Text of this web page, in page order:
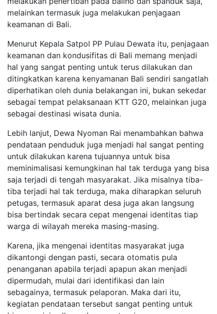
melainkan termasuk juga melakukan penjagaan
keamanan di Bali.
Menurut Kepala Satpol PP Pulau Dewata itu, penjagaan
keamanan dan kondusifitas di Bali memang menjadi
hal yang sangat penting untuk terus dilakukan dan
ditingkatkan karena kenyamanan Bali sendiri sangatlah
diperhatikan oleh dunia belakangan ini, bukan sekedar
sebagai tempat pelaksanaan KTT G20, melainkan juga
sebagai destinasi wisata dunia.
Lebih lanjut, Dewa Nyoman Rai menambahkan bahwa
pendataan penduduk juga menjadi hal sangat penting
untuk dilakukan karena tujuannya untuk bisa
meminimalisasi kemungkinan hal tak terduga yang bisa
saja terjadi di tengah masyarakat. Jika misalnya tiba-
tiba terjadi hal tak terduga, maka diharapkan seluruh
petugas, termasuk aparat desa juga akan langsung
bisa bertindak secara cepat mengenai identitas tiap
warga di wilayah mereka masing-masing.
Karena, jika mengenai identitas masyarakat juga
dikantongi dengan pasti, secara otomatis pula
penanganan apabila terjadi apapun akan menjadi
dipermudah, mulai dari identifikasi dan lain
sebagainya, termasuk pelaporan. Maka dari itu,
kegiatan pendataan tersebut sangat penting untuk